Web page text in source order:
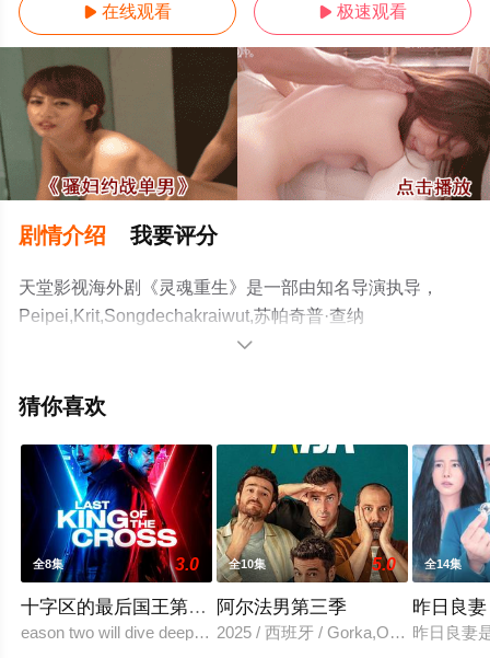
 在线观看  极速观看
剧情介绍 我要评分
天堂影视海外剧《灵魂重生》是一部由知名导演执导，
Peipei,Krit,Songdechakraiwut,苏帕奇普·查纳
派
集），手机免费观看高清未删减完整版电视剧全集就上天
步至豆瓣电视剧、电视猫或剧情网等平台了解。

猜你喜欢
全8集 3.0
十字区的最后国王第二季
eason two will dive deeper into the seductive and dangerous
全10集 5.0
阿尔法男第三季
2025 / 西班牙 / Gorka,Otxoa,费雷·马
全14集
昨日良妻
昨日良妻